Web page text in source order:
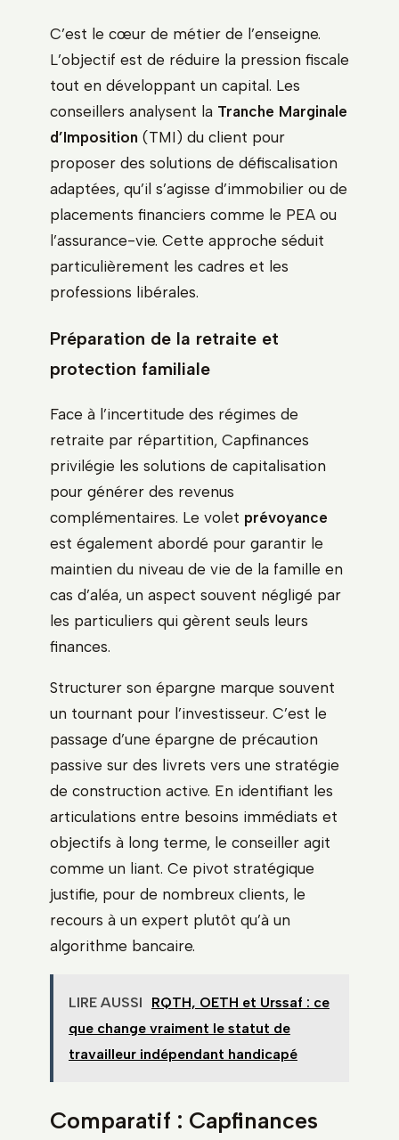
C’est le cœur de métier de l’enseigne.
L’objectif est de réduire la pression fiscale
tout en développant un capital. Les
conseillers analysent la Tranche Marginale
d’Imposition (TMI) du client pour
proposer des solutions de défiscalisation
adaptées, qu’il s’agisse d’immobilier ou de
placements financiers comme le PEA ou
l’assurance-vie. Cette approche séduit
particulièrement les cadres et les
professions libérales.
Préparation de la retraite et
protection familiale
Face à l’incertitude des régimes de
retraite par répartition, Capfinances
privilégie les solutions de capitalisation
pour générer des revenus
complémentaires. Le volet prévoyance
est également abordé pour garantir le
maintien du niveau de vie de la famille en
cas d’aléa, un aspect souvent négligé par
les particuliers qui gèrent seuls leurs
finances.
Structurer son épargne marque souvent
un tournant pour l’investisseur. C’est le
passage d’une épargne de précaution
passive sur des livrets vers une stratégie
de construction active. En identifiant les
articulations entre besoins immédiats et
objectifs à long terme, le conseiller agit
comme un liant. Ce pivot stratégique
justifie, pour de nombreux clients, le
recours à un expert plutôt qu’à un
algorithme bancaire.
LIRE AUSSI
RQTH, OETH et Urssaf : ce
que change vraiment le statut de
travailleur indépendant handicapé
Comparatif : Capfinances